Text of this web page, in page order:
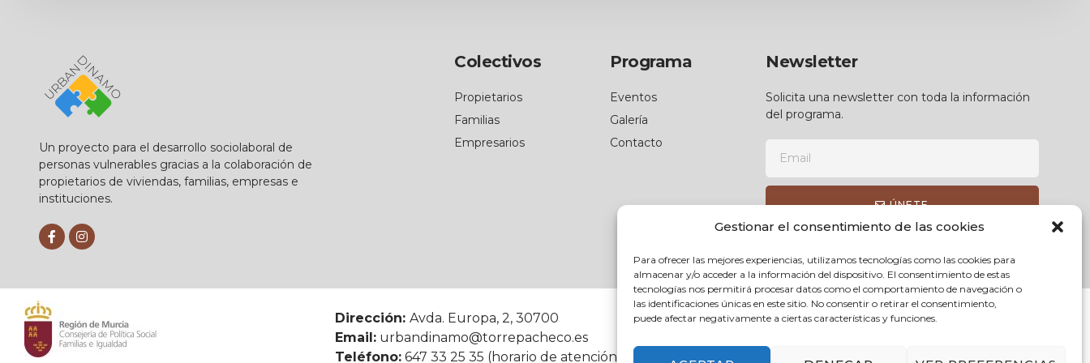
Gestionar el consentimiento de las cookies
Para ofrecer las mejores experiencias, utilizamos tecnologías como las cookies para
almacenar y/o acceder a la información del dispositivo. El consentimiento de estas
tecnologías nos permitirá procesar datos como el comportamiento de navegación o
las identificaciones únicas en este sitio. No consentir o retirar el consentimiento,
puede afectar negativamente a ciertas características y funciones.
Un proyecto para el desarrollo sociolaboral de
personas vulnerables gracias a la colaboración de
propietarios de viviendas, familias, empresas e
instituciones.
Colectivos
Propietarios
Familias
Empresarios
Programa
Eventos
Galería
Contacto
Newsletter
Solicita una newsletter con toda la información
del programa.
ÚNETE
Dirección:Avda. Europa, 2, 30700
Email: urbandinamo@torrepacheco.es
Teléfono: 647 33 25 35 (horario de atención: 9:00 - 14:00 h)